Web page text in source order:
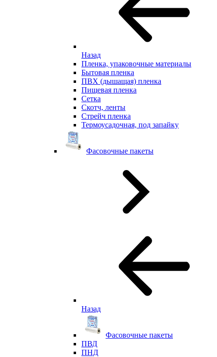
Назад
Пленка, упаковочные материалы
Бытовая пленка
ПВХ (дышащая) пленка
Пищевая пленка
Сетка
Скотч, ленты
Стрейч пленка
Термоусадочная, под запайку
Фасовочные пакеты
Назад
Фасовочные пакеты
ПВД
ПНД